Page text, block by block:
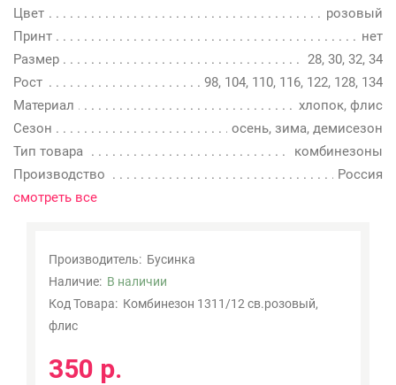
Цвет
розовый
Принт
нет
Размер
28, 30, 32, 34
Рост
98, 104, 110, 116, 122, 128, 134
Материал
хлопок, флис
Сезон
осень, зима, демисезон
Тип товара
комбинезоны
Производство
Россия
смотреть все
Производитель: Бусинка
Наличие: В наличии
Код Товара: Комбинезон 1311/12 св.розовый,
флис
350 р.